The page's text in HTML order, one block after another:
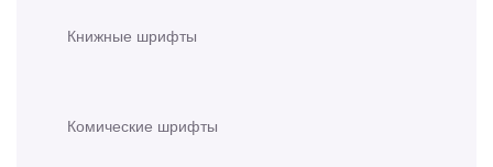
Книжные шрифты
Комические шрифты